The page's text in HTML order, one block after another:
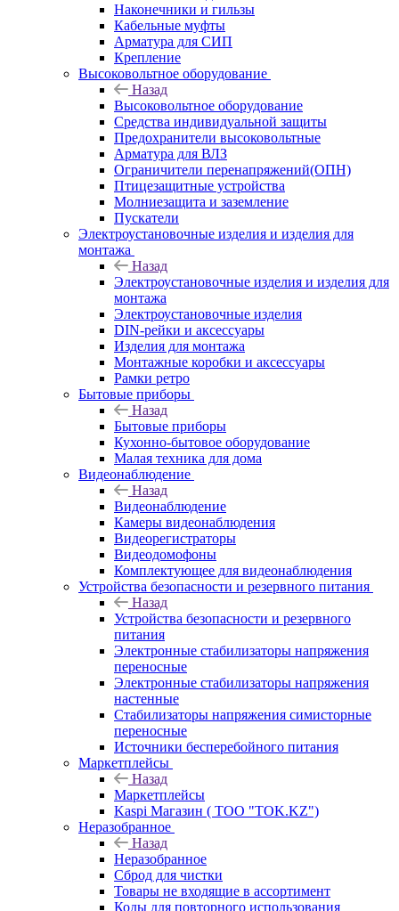
Наконечники и гильзы
Кабельные муфты
Арматура для СИП
Крепление
Высоковольтное оборудование
Назад
Высоковольтное оборудование
Средства индивидуальной защиты
Предохранители высоковольтные
Арматура для ВЛЗ
Ограничители перенапряжений(ОПН)
Птицезащитные устройства
Молниезащита и заземление
Пускатели
Электроустановочные изделия и изделия для
монтажа
Назад
Электроустановочные изделия и изделия для
монтажа
Электроустановочные изделия
DIN-рейки и аксессуары
Изделия для монтажа
Монтажные коробки и аксессуары
Рамки ретро
Бытовые приборы
Назад
Бытовые приборы
Кухонно-бытовое оборудование
Малая техника для дома
Видеонаблюдение
Назад
Видеонаблюдение
Камеры видеонаблюдения
Видеорегистраторы
Видеодомофоны
Комплектующее для видеонаблюдения
Устройства безопасности и резервного питания
Назад
Устройства безопасности и резервного
питания
Электронные стабилизаторы напряжения
переносные
Электронные стабилизаторы напряжения
настенные
Стабилизаторы напряжения симисторные
переносные
Источники бесперебойного питания
Маркетплейсы
Назад
Маркетплейсы
Kaspi Магазин ( ТОО "TOK.KZ")
Неразобранное
Назад
Неразобранное
Сброд для чистки
Товары не входящие в ассортимент
Коды для повторного использования